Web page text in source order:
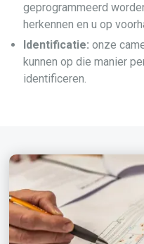
geprogrammeerd
herkennen en u op
Identificatie: onze
kunnen op die manier
identificeren.